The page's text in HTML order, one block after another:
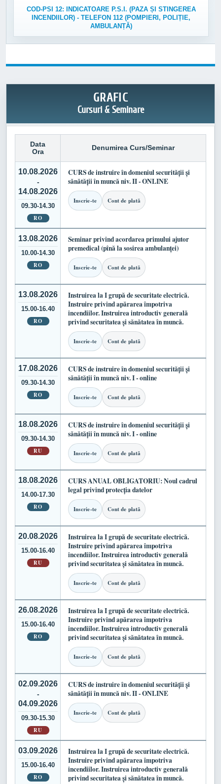
COD-PSI 12: INDICATOARE P.S.I. (PAZA ȘI STINGEREA
INCENDIILOR) - TELEFON 112 (POMPIERI, POLIȚIE,
AMBULANȚĂ)
GRAFIC
Cursuri & Seminare
Data
Ora
Denumirea Curs/Seminar
10.08.2026
-
14.08.2026
09.30-14.30
RO
CURS de instruire în domeniul securității și
sănătății în muncă niv. II - ONLINE
Inscrie-te Cont de plată
13.08.2026
10.00-14.30
RO
Seminar privind acordarea primului ajutor
premedical (pînă la sosirea ambulanței)
Inscrie-te Cont de plată
13.08.2026
15.00-16.40
RO
Instruirea la I grupă de securitate electrică.
Instruire privind apărarea împotriva
incendiilor. Instruirea introductiv generală
privind securitatea și sănătatea în muncă.
Inscrie-te Cont de plată
17.08.2026
09.30-14.30
RO
CURS de instruire în domeniul securității și
sănătății în muncă niv. I - online
Inscrie-te Cont de plată
18.08.2026
09.30-14.30
RU
CURS de instruire în domeniul securității și
sănătății în muncă niv. I - online
Inscrie-te Cont de plată
18.08.2026
14.00-17.30
RO
CURS ANUAL OBLIGATORIU: Noul cadrul
legal privind protecția datelor
Inscrie-te Cont de plată
20.08.2026
15.00-16.40
RU
Instruirea la I grupă de securitate electrică.
Instruire privind apărarea împotriva
incendiilor. Instruirea introductiv generală
privind securitatea și sănătatea în muncă.
Inscrie-te Cont de plată
26.08.2026
15.00-16.40
RO
Instruirea la I grupă de securitate electrică.
Instruire privind apărarea împotriva
incendiilor. Instruirea introductiv generală
privind securitatea și sănătatea în muncă.
Inscrie-te Cont de plată
02.09.2026
-
04.09.2026
09.30-15.30
RU
CURS de instruire în domeniul securității și
sănătății în muncă niv. II - ONLINE
Inscrie-te Cont de plată
03.09.2026
15.00-16.40
RO
Instruirea la I grupă de securitate electrică.
Instruire privind apărarea împotriva
incendiilor. Instruirea introductiv generală
privind securitatea și sănătatea în muncă.